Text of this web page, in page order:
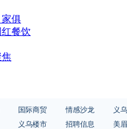
家俱
餐饮
国际商贸 情感沙龙
义
义乌楼市 招聘信息 美